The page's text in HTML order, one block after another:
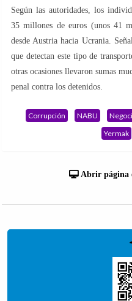
Según las autoridades, los
35 millones de euros (unos 41
desde Austria hacia Ucrania.
que detectan este tipo de
otras ocasiones llevaron sumas
penal contra los detenidos.
Corrupción NABU
Yermak
Abrir página